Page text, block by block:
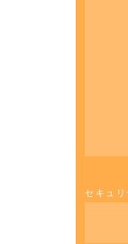
セキュ